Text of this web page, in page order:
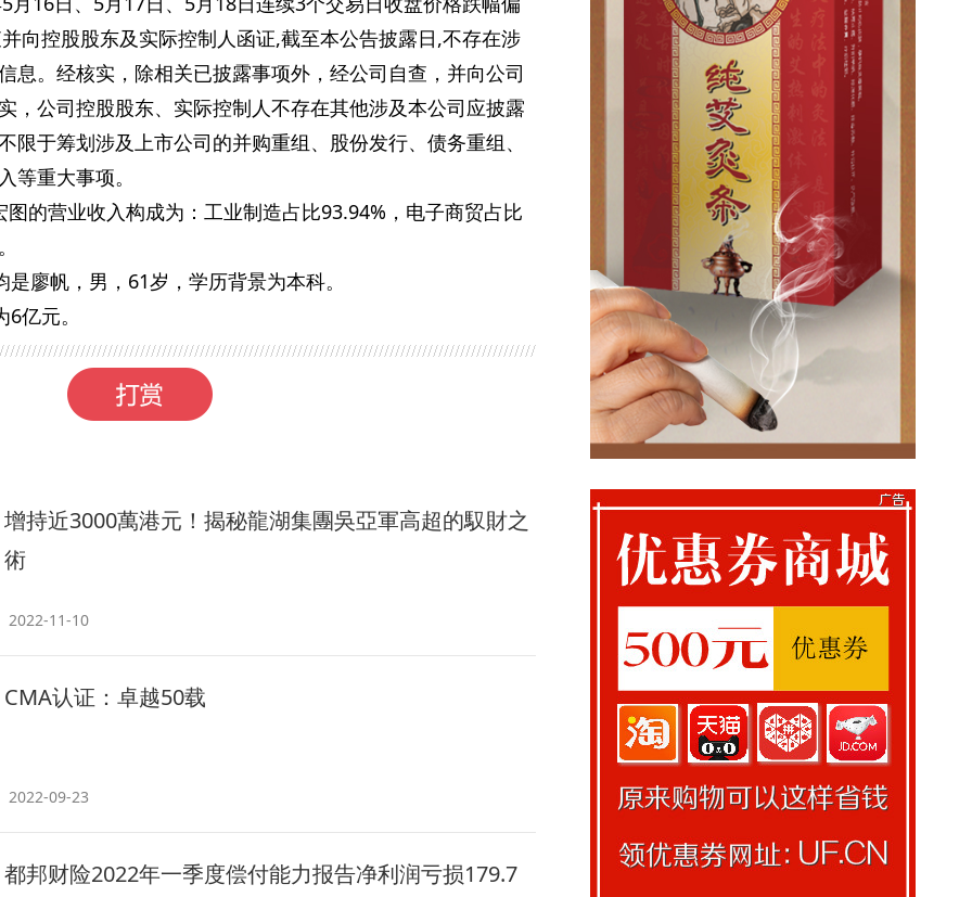
向控股股东及实际控制人函证,截至本公告披露日,不存在涉
息。经核实，除相关已披露事项外，经公司自查，并向公司
，公司控股股东、实际控制人不存在其他涉及本公司应披露
限于筹划涉及上市公司的并购重组、股份发行、债务重组、
等重大事项。
的营业收入构成为：工业制造占比93.94%，电子商贸占比
廖帆，男，61岁，学历背景为本科。
亿元。
增持近3000萬港元！揭秘龍湖集團吳亞軍高超的馭財之
術
2022-11-10
CMA认证：卓越50载
2022-09-23
都邦财险2022年一季度偿付能力报告净利润亏损179.7